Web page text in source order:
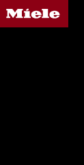
Homepage van Miele